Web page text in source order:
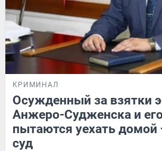
КРИМИНАЛ
Осужденный за взятки
Анжеро-Судженска и
пытаются уехать
суд